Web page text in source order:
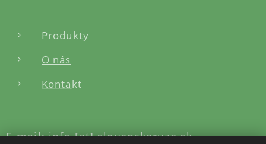
Produkty
O nás
Kontakt
E-mail: info [at] slovenskeruze.sk